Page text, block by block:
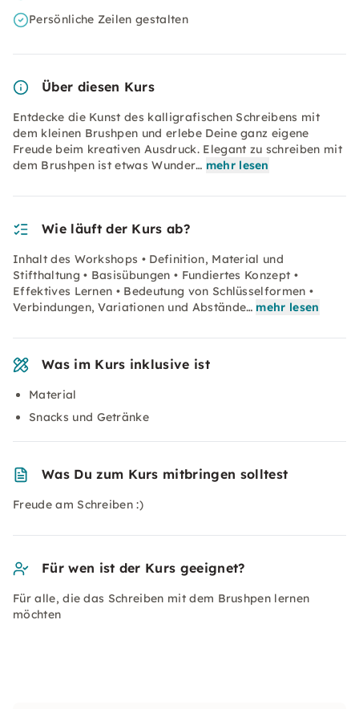
Persönliche Zeilen gestalten
Über diesen Kurs
Entdecke die Kunst des kalligrafischen Schreibens mit
dem kleinen Brushpen und erlebe Deine ganz eigene
Freude beim kreativen Ausdruck. Elegant zu schreiben mit
dem Brushpen ist etwas Wunder… mehr lesen
Wie läuft der Kurs ab?
Inhalt des Workshops • Definition, Material und
Stifthaltung • Basisübungen • Fundiertes Konzept •
Effektives Lernen • Bedeutung von Schlüsselformen •
Verbindungen, Variationen und Abstände… mehr lesen
Was im Kurs inklusive ist
Material
Snacks und Getränke
Was Du zum Kurs mitbringen solltest
Freude am Schreiben :)
Für wen ist der Kurs geeignet?
Für alle, die das Schreiben mit dem Brushpen lernen
möchten